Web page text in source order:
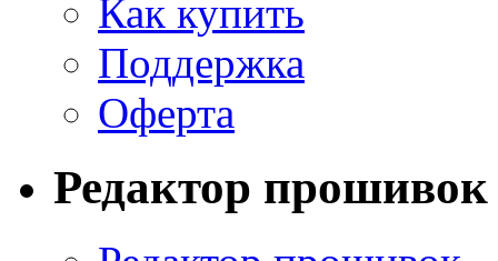
Как купить
Поддержка
Оферта
Редактор прошивок